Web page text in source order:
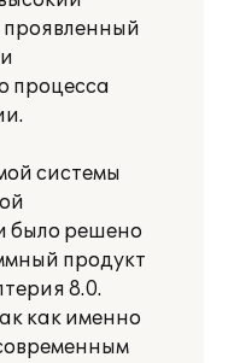
процесса
системы
было решено
продукт
8.0.
как именно